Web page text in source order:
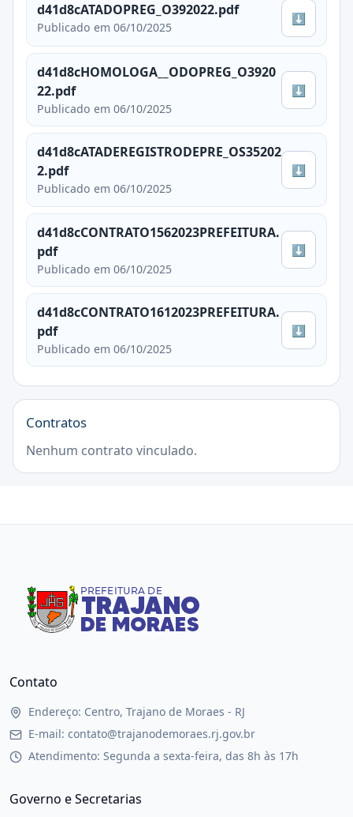
d41d8cATADOPREG_O392022.pdf
Publicado em 06/10/2025
⬇
d41d8cHOMOLOGA__ODOPREG_O3920
22.pdf
Publicado em 06/10/2025
⬇
d41d8cATADEREGISTRODEPRE_OS35202
2.pdf
Publicado em 06/10/2025
⬇
d41d8cCONTRATO1562023PREFEITURA.
pdf
Publicado em 06/10/2025
⬇
d41d8cCONTRATO1612023PREFEITURA.
pdf
Publicado em 06/10/2025
⬇
Contratos
Nenhum contrato vinculado.
Contato
Endereço: Centro, Trajano de Moraes - RJ
E-mail: contato@trajanodemoraes.rj.gov.br
Atendimento: Segunda a sexta-feira, das 8h às 17h
Governo e Secretarias